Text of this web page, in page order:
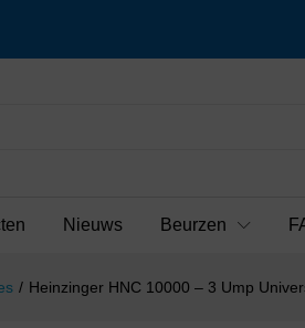
Nieuws Beurzen
/ Heinzinger HNC 10000 – 3 Ump